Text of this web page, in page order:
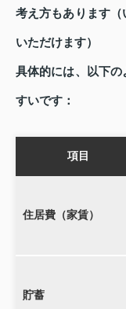
考え方もあります
いただけます）
具体的には、以下
すいです：
項目
住居費（家賃）
貯蓄